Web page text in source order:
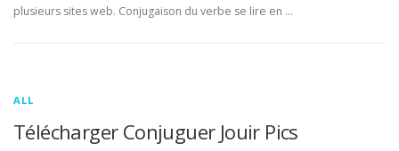
plusieurs sites web. Conjugaison du verbe se lire en …
ALL
Télécharger Conjuguer Jouir Pics